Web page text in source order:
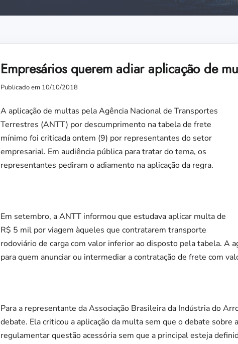
Empresários querem adiar aplicação de
Publicado em 10/10/2018
A aplicação de multas pela Agência Nacional de Transportes
Terrestres (ANTT) por descumprimento na tabela de frete
mínimo foi criticada ontem (9) por representantes do setor
empresarial. Em audiência pública para tratar do tema, os
representantes pediram o adiamento na aplicação da regra.
Em setembro, a ANTT informou que estudava aplicar multa de
R$ 5 mil por viagem àqueles que contratarem transporte
rodoviário de carga com valor inferior ao disposto pela tabela. A
para quem anunciar ou intermediar a contratação de frete com
Para a representante da Associação Brasileira da Indústria do
debate. Ela criticou a aplicação da multa sem que o debate sobre
regulamentar questão acessória sem que a principal esteja